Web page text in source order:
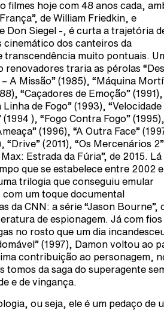
filmes hoje com 48 anos cada,
de William Friedkin, e
Don Siegel -, é curta a trajetória
cinemático dos canteiros da
transcendência muito pontuais.
renovadores traria as pérolas
A Missão” (1985), “Máquina
“Caçadores de Emoção” (1991),
de Fogo” (1993), “Velocidade
), “Fogo Contra Fogo” (1995),
(1996), “A Outra Face”
“Drive” (2011), “Os Mercenários 2”
Estrada da Fúria”, de 2015. Lá
que se estabelece entre 2002 e
trilogia que conseguiu emular
um toque documental
da CNN: a série “Jason Bourne”,
de espionagem. Já com fios
no rosto que um dia
(1997), Damon voltou ao
contribuição ao personagem,
tomos da saga do superagente
e de vingança.
ou seja, ele é um pedaço de